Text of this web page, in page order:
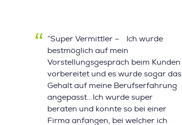
”Super Vermittler – Ich wurde
bestmöglich auf mein
Vorstellungsgespräch beim Kunden
vorbereitet und es wurde sogar das
Gehalt auf meine Berufserfahrung
angepasst...Ich wurde super
beraten und konnte so bei einer
Firma anfangen, bei welcher ich